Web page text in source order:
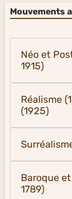
Mouvements
Néo et
1915)
Réalisme
(1925)
Baroque
1789)